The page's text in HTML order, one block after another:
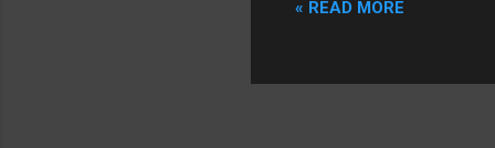
مكه المكرمة ، وستقام
READ MORE »